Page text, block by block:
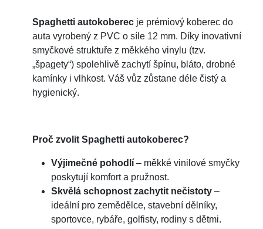
Spaghetti autokoberecje prémiový koberec do
auta vyrobený z PVC o síle 12 mm. Díky inovativní
smyčkové struktuře z měkkého vinylu (tzv.
„špagety“) spolehlivě zachytí špínu, bláto, drobné
kamínky i vlhkost. Váš vůz zůstane déle čistý a
hygienický.
Proč zvolit Spaghetti autokoberec?
Výjimečné pohodlí– měkké vinilové smyčky
poskytují komfort a pružnost.
Skvělá schopnost zachytit nečistoty–
ideální pro zemědělce, stavební dělníky,
sportovce, rybáře, golfisty, rodiny s dětmi.